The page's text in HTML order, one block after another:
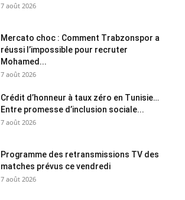
7 août 2026
Mercato choc : Comment Trabzonspor a
réussi l’impossible pour recruter
Mohamed...
7 août 2026
Crédit d’honneur à taux zéro en Tunisie…
Entre promesse d’inclusion sociale...
7 août 2026
Programme des retransmissions TV des
matches prévus ce vendredi
7 août 2026